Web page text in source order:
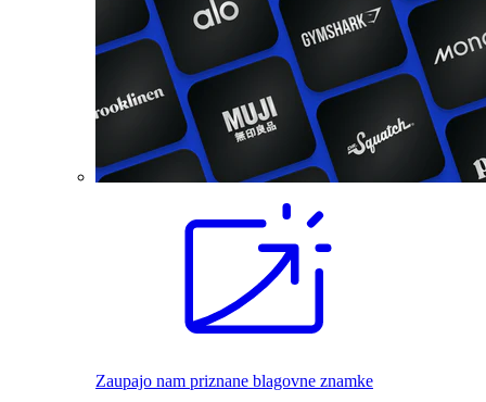
Zaupajo nam priznane blagovne znamke